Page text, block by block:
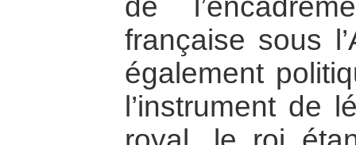
de
française sous
également
l’instrument de